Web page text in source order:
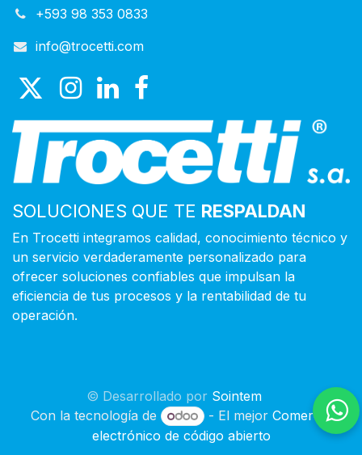
+593 98 353 0833
info@trocetti.com
SOLUCIONES QUE TE RESPALDAN
En Trocetti integramos calidad, conocimiento técnico y
un servicio verdaderamente personalizado para
ofrecer soluciones confiables que impulsan la
eficiencia de tus procesos y la rentabilidad de tu
operación.
© Desarrollado por Sointem
Con la tecnología de
- El mejorComercio
electrónico de código abierto